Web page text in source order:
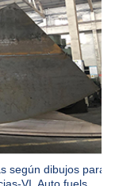
según dibujos para